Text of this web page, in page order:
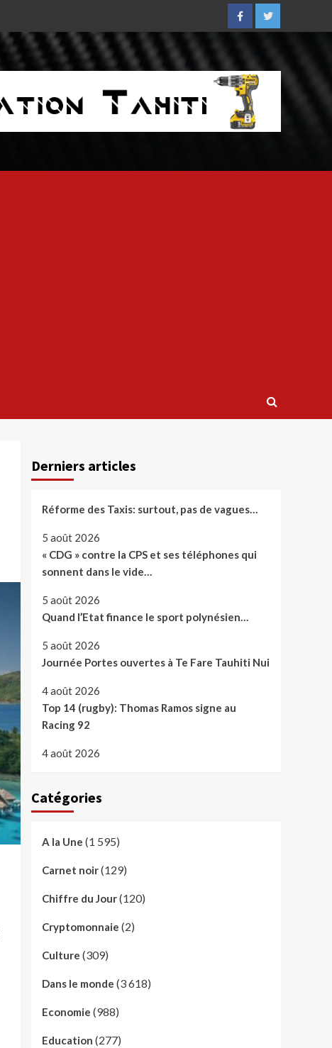
FacebookTwitter
Derniers articles
Réforme des Taxis: surtout, pas de vagues…
5 août 2026
« CDG » contre la CPS et ses téléphones qui
sonnent dans le vide…
5 août 2026
Quand l’Etat finance le sport polynésien…
5 août 2026
Journée Portes ouvertes à Te Fare Tauhiti Nui
4 août 2026
Top 14 (rugby): Thomas Ramos signe au
Racing 92
4 août 2026
Catégories
A la Une (1 595)
Carnet noir(129)
Chiffre du Jour(120)
Cryptomonnaie (2)
Culture (309)
Dans le monde (3 618)
Economie (988)
Education (277)